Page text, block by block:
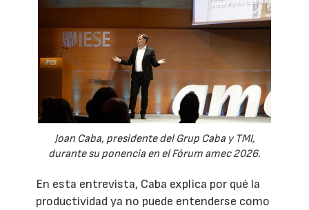
Joan Caba, presidente del Grup Caba y TMI,
durante su ponencia en el Fórum amec 2026.
En esta entrevista, Caba explica por qué la
productividad ya no puede entenderse como